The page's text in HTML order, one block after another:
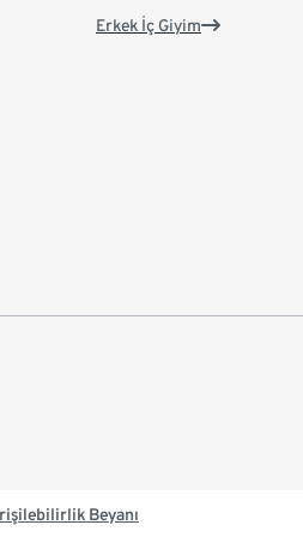
Erkek İç Giyim
Beyanı